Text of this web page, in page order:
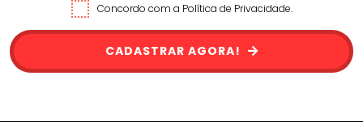
Concordo com a Política de Privacidade.
CADASTRAR AGORA!